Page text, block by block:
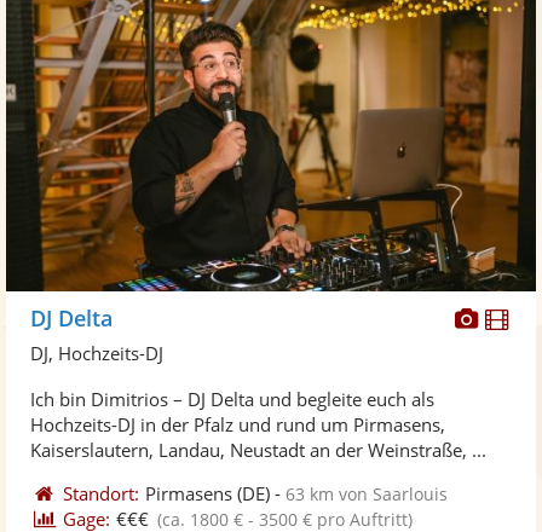
DJ Delta
DJ, Hochzeits-DJ
Ich bin Dimitrios – DJ Delta und begleite euch als
Hochzeits-DJ in der Pfalz und rund um Pirmasens,
Kaiserslautern, Landau, Neustadt an der Weinstraße, ...
Standort: Pirmasens (DE) -63 km von Saarlouis
Gage: €€€ (ca. 1800 € - 3500 € pro Auftritt)